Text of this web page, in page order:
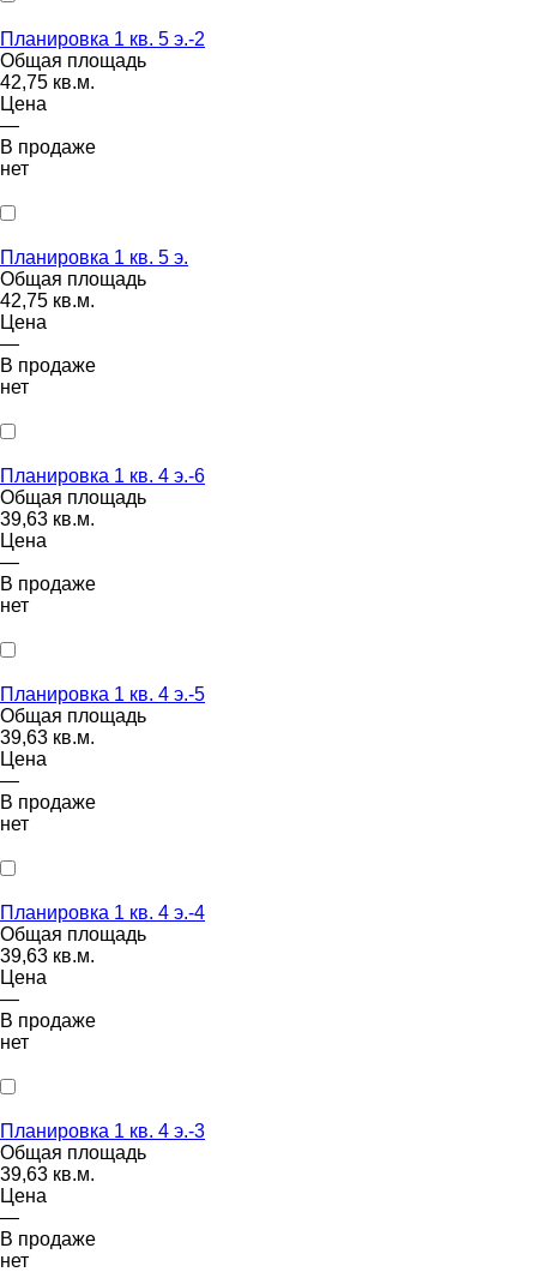
Планировка 1 кв. 5 э.-2
Общая площадь
42,75 кв.м.
Цена
—
В продаже
нет
Планировка 1 кв. 5 э.
Общая площадь
42,75 кв.м.
Цена
—
В продаже
нет
Планировка 1 кв. 4 э.-6
Общая площадь
39,63 кв.м.
Цена
—
В продаже
нет
Планировка 1 кв. 4 э.-5
Общая площадь
39,63 кв.м.
Цена
—
В продаже
нет
Планировка 1 кв. 4 э.-4
Общая площадь
39,63 кв.м.
Цена
—
В продаже
нет
Планировка 1 кв. 4 э.-3
Общая площадь
39,63 кв.м.
Цена
—
В продаже
нет